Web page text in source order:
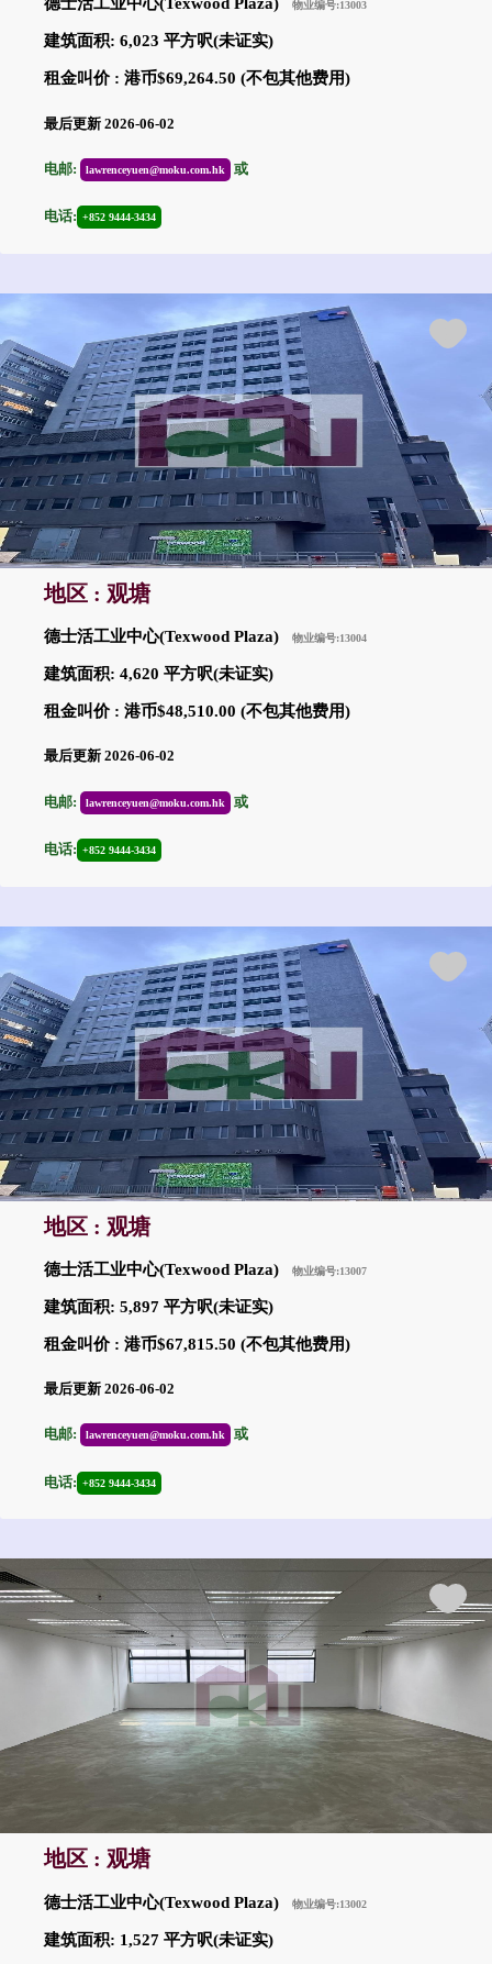
德士活工业中心(Texwood Plaza) 物业编号:13003
建筑面积: 6,023 平方呎(未证实)
租金叫价 : 港币$69,264.50 (不包其他费用)
最后更新 2026-06-02
电邮: lawrenceyuen@moku.com.hk 或
电话: +852 9444-3434
地区 : 观塘
德士活工业中心(Texwood Plaza) 物业编号:13004
建筑面积: 4,620 平方呎(未证实)
租金叫价 : 港币$48,510.00 (不包其他费用)
最后更新 2026-06-02
电邮: lawrenceyuen@moku.com.hk 或
电话: +852 9444-3434
地区 : 观塘
德士活工业中心(Texwood Plaza) 物业编号:13007
建筑面积: 5,897 平方呎(未证实)
租金叫价 : 港币$67,815.50 (不包其他费用)
最后更新 2026-06-02
电邮: lawrenceyuen@moku.com.hk 或
电话: +852 9444-3434
地区 : 观塘
德士活工业中心(Texwood Plaza) 物业编号:13002
建筑面积: 1,527 平方呎(未证实)